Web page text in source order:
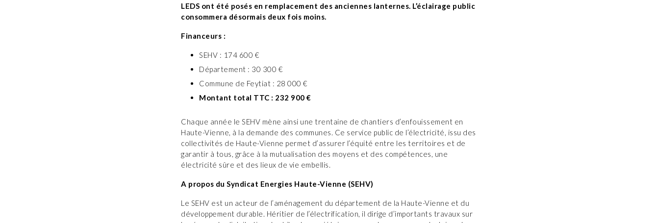
LEDS ont été posés en remplacement des anciennes lanternes. L’éclairage public
consommera désormais deux fois moins.
Financeurs :
SEHV : 174 600 €
Département : 30 300 €
Commune de Feytiat : 28 000 €
Montant total TTC : 232 900 €
Chaque année le SEHV mène ainsi une trentaine de chantiers d’enfouissement en
Haute-Vienne, à la demande des communes. Ce service public de l’électricité, issu des
collectivités de Haute-Vienne permet d’assurer l’équité entre les territoires et de
garantir à tous, grâce à la mutualisation des moyens et des compétences, une
électricité sûre et des lieux de vie embellis.
A propos du Syndicat Energies Haute-Vienne (SEHV)
Le SEHV est un acteur de l’aménagement du département de la Haute-Vienne et du
développement durable. Héritier de l’électrification, il dirige d’importants travaux sur